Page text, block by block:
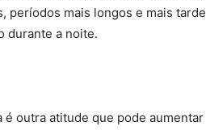
períodos mais longos e mais tarde
durante a noite.
é outra atitude que pode aumentar